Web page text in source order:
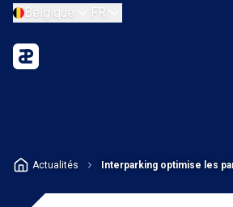
Belgique FR
Actualités Interparking optimise les